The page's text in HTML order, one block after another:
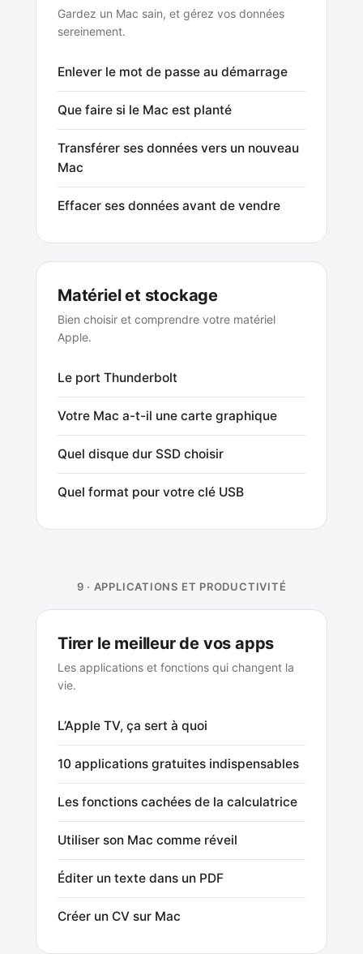
Gardez un Mac sain, et gérez vos données
sereinement.
Enlever le mot de passe au démarrage
Que faire si le Mac est planté
Transférer ses données vers un nouveau
Mac
Effacer ses données avant de vendre
Matériel et stockage
Bien choisir et comprendre votre matériel
Apple.
Le port Thunderbolt
Votre Mac a-t-il une carte graphique
Quel disque dur SSD choisir
Quel format pour votre clé USB
9 · APPLICATIONS ET PRODUCTIVITÉ
Tirer le meilleur de vos apps
Les applications et fonctions qui changent la
vie.
L’Apple TV, ça sert à quoi
10 applications gratuites indispensables
Les fonctions cachées de la calculatrice
Utiliser son Mac comme réveil
Éditer un texte dans un PDF
Créer un CV sur Mac